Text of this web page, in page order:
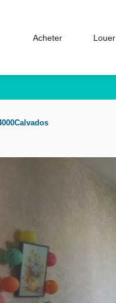
Acheter Louer